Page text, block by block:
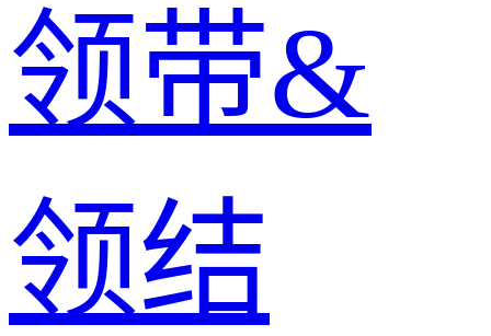
领带&
领结